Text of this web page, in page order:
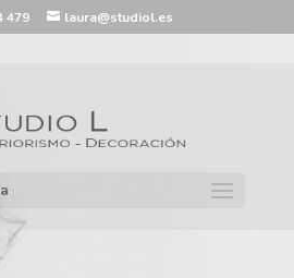
479 laura@studiol.es